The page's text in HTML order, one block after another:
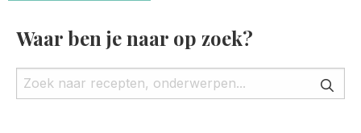
Waar ben je naar op zoek?